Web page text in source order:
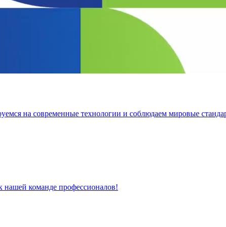
на современные технологии и соблюдаем мировые
нашей команде профессионалов!